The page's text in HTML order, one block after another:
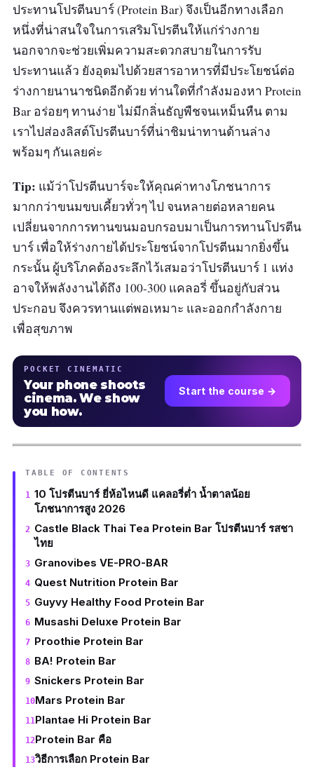
ประทานโปรตีนบาร์ (Protein Bar) จึงเป็นอีกทางเลือก
หนึ่งที่น่าสนใจในการเสริมโปรตีนให้แก่ร่างกาย
นอกจากจะช่วยเพิ่มความสะดวกสบายในการรับ
ประทานแล้ว ยังอุดมไปด้วยสารอาหารที่มีประโยชน์ต่อ
ร่างกายนานาชนิดอีกด้วย ท่านใดที่กำลังมองหา Protein
Bar อร่อยๆ ทานง่าย ไม่มีกลิ่นธัญพืชจนเหม็นหืน ตาม
เราไปส่องลิสต์โปรตีนบาร์ที่น่าชิมน่าทานด้านล่าง
พร้อมๆ กันเลยค่ะ
Tip: แม้ว่าโปรตีนบาร์จะให้คุณค่าทางโภชนาการ
มากกว่าขนมขบเคี้ยวทั่วๆ ไป จนหลายต่อหลายคน
เปลี่ยนจากการทานขนมอบกรอบมาเป็นการทานโปรตีน
บาร์ เพื่อให้ร่างกายได้ประโยชน์จากโปรตีนมากยิ่งขึ้น
กระนั้น ผู้บริโภคต้องระลึกไว้เสมอว่าโปรตีนบาร์ 1 แท่ง
อาจให้พลังงานได้ถึง 100-300 แคลอรี่ ขึ้นอยู่กับส่วน
ประกอบ จึงควรทานแต่พอเหมาะ และออกกำลังกาย
เพื่อสุขภาพ
POCKET CINEMATIC
Your phone shoots
cinema. We show
you how.
Start the course →
TABLE OF CONTENTS
10 โปรตีนบาร์ ยี่ห้อไหนดี แคลอรี่ต่ำ น้ำตาลน้อย
โภชนาการสูง 2026
Castle Black Thai Tea Protein Bar โปรตีนบาร์ รสชา
ไทย
Granovibes VE-PRO-BAR
Quest Nutrition Protein Bar
Guyvy Healthy Food Protein Bar
Musashi Deluxe Protein Bar
Proothie Protein Bar
BA! Protein Bar
Snickers Protein Bar
Mars Protein Bar
Plantae Hi Protein Bar
Protein Bar คือ
วิธีการเลือก Protein Bar